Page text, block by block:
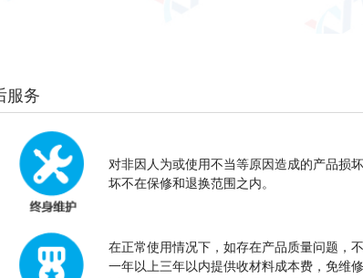
服务
对非因人为或使用不当等原因造成的产品损
坏不在保修和退换范围之内。
在正常使用情况下，如存在产品质量问题，
一年以上三年以内提供收材料成本费，免维修